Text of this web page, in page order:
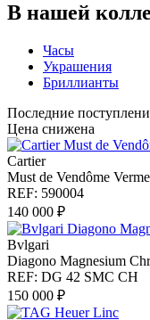
В нашей
Часы
Украшения
Бриллианты
Последние
Цена снижена
Cartier
Must de Vendôme
REF: 590004
140 000 ₽
Bvlgari
Diagono Magnesium
REF: DG 42 SMC CH
150 000 ₽